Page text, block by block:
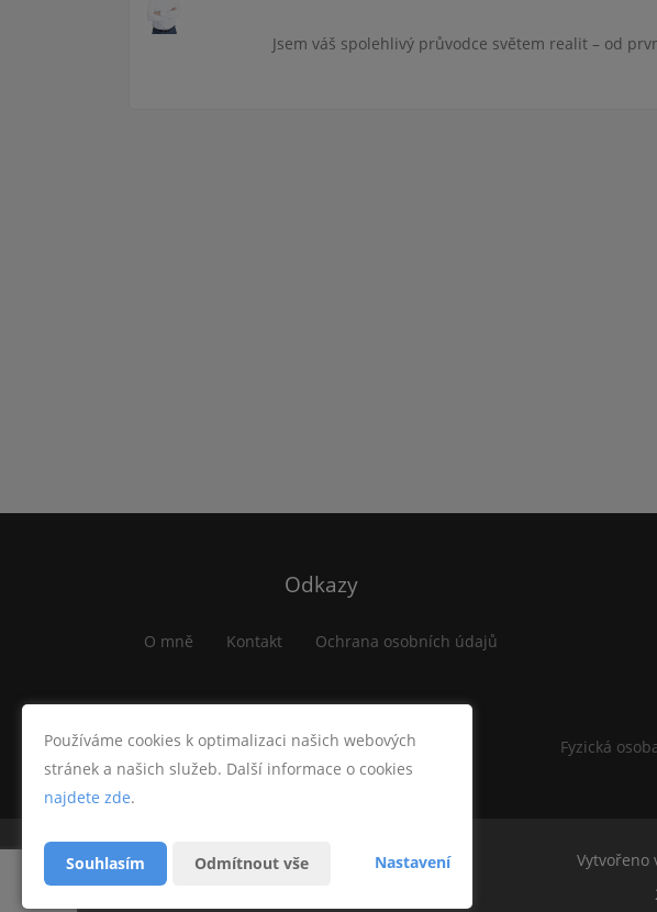
Jsem váš spolehlivý průvodce světem realit – od
Odkazy
O mně Kontakt Ochrana osobních údajů
Fyzická
Vytvořeno
Používáme cookies k optimalizaci našich webových
stránek a našich služeb. Další informace o cookies
najdete zde.
Souhlasím Odmítnout vše Nastavení